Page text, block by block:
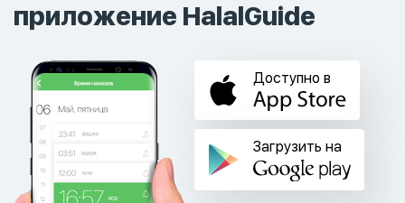
приложение HalalGuide
Доступно в
Загрузить на